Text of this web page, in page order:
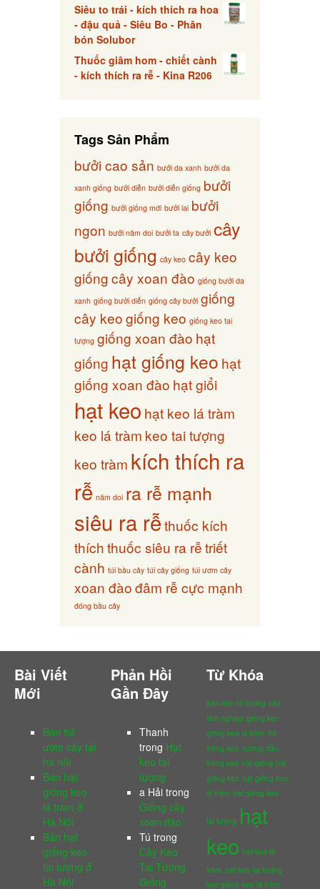
Siêu to trái - kích thích ra hoa
- đậu quả - Siêu Bo - Phân
bón Solubor
Thuốc giâm hom - chiết cành
- kích thích ra rễ - Kina R206
Tags Sản Phẩm
bưởi cao sản bưởi da xanh bưởi da
xanh giống bưởi diễn bưởi diễn giống bưởi
giống bưởi giống mới bưởi lai bưởi
ngon bưởi năm doi bưởi ta cây bưởi cây
bưởi giống cây keo cây keo
giốngcây xoan đào giống bưởi da
xanh giống bưởi diễn giống cây bưởi giống
cây keogiống keo giống keo tai
tượng giống xoan đào hạt
giống hạt giống keo hạt
giống xoan đào hạt giổi
hạt keo hạt keo lá tràm
keo lá tràm keo tai tượng
keo tràm kích thích ra
rễ năm doi ra rễ mạnh
siêu ra rễthuốc kích
thíchthuốc siêu ra rễtriết
cành túi bầu cây túi cây giống túi ươm cây
xoan đàođâm rễ cực mạnh
đóng bầu cây
Bài Viết
Mới
Bán túi
ươm cây tại
hà nội
Bán hạt
giống keo
lá tràm ở
Hà Nội
Bán hạt
giống keo
tai tượng ở
Hà Nội
Phản Hồi
Gần Đây
Thanh
trong Hạt
keo tai
tượng
a Hảitrong
Giống cây
xoan đào
Tú trong
Cây Keo
Tai Tượng
Giống
Từ Khóa
bán keo tai tượng cây
lâm nghiệp giống keo
giống keo lá tràm hd
trồng keo hướng dẫn
trồng keo hạt giống hạt
giống keo hạt giống keo
lá tràm hạt giống keo
tai tượng hạt
keo hạt keo lá
tràm hạt keo tai tượng
keo giống keo lá tràm